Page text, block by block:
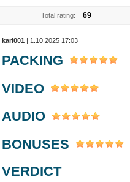
Total rating: 69
karl001 | 1.10.2025 17:03
PACKING
VIDEO
AUDIO
BONUSES
VERDICT